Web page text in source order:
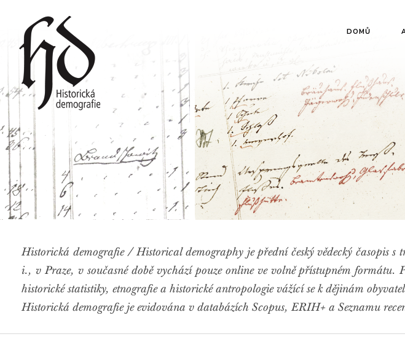
DOMŮ
Historická demografie / Historical demography je přední český vědecký časopis
i., v Praze, v současné době vychází pouze online ve volně přístupném formátu.
historické statistiky, etnografie a historické antropologie vážící se k dějinám
Historická demografie je evidována v databázích Scopus, ERIH+ a Seznamu